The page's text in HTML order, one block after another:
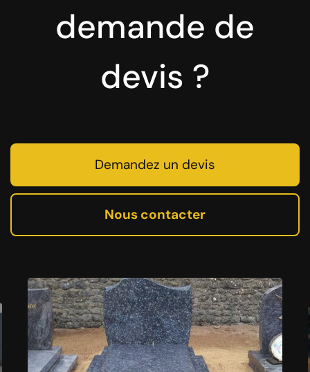
demande de
devis ?
Demandez un devis
Nous contacter